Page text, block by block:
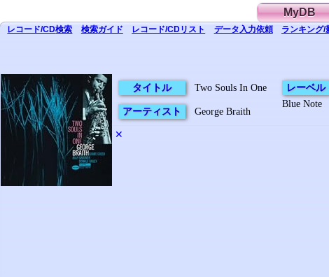
MyDB
レコード/CD検索 検索ガイド レコード/CDリスト データ入力依頼 ランキング/
タイトル Two Souls In One
アーティスト George Braith
レーベル
Blue Note
✕